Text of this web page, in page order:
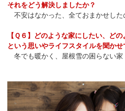
それをどう解決しましたか？
不安はなかった、全ておまかせした
【Ｑ６】どのような家にしたい、ど
という思いやライフスタイルを聞かせ
冬でも暖かく、屋根雪の困らない家